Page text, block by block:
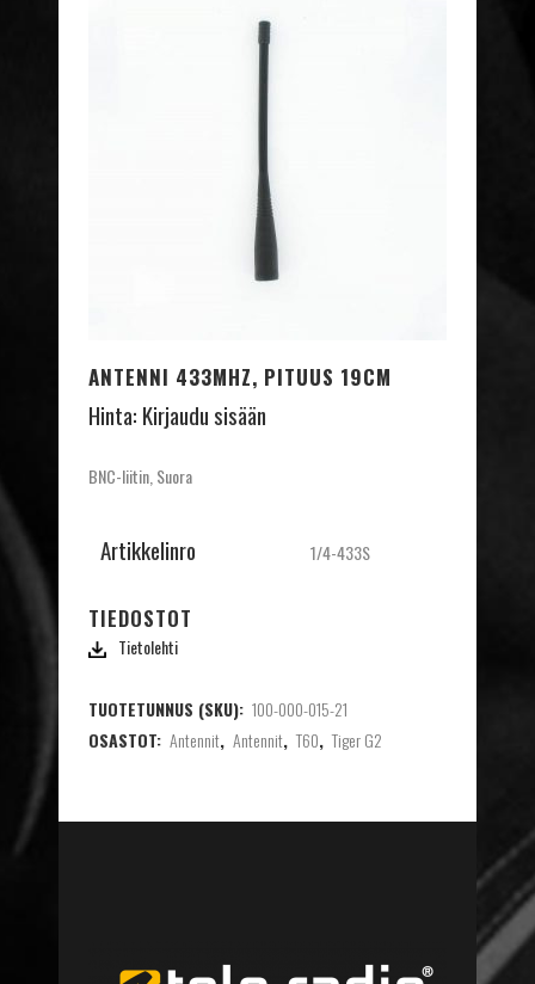
ANTENNI 433MHZ, PITUUS 19CM
Hinta: Kirjaudu sisään
BNC-liitin, Suora
Artikkelinro 1/4-433S
TIEDOSTOT
Tietolehti
TUOTETUNNUS (SKU): 100-000-015-21
OSASTOT: Antennit, Antennit, T60, Tiger G2